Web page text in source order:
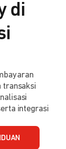
di
transaksi
integrasi